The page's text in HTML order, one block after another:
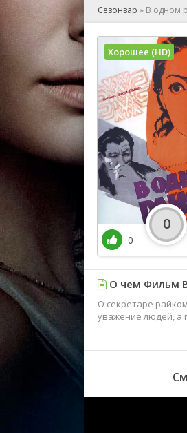
Сезонвар » В одном
Хорошее (HD)
0
0
О чем Фильм
О секретаре
уважение людей, а